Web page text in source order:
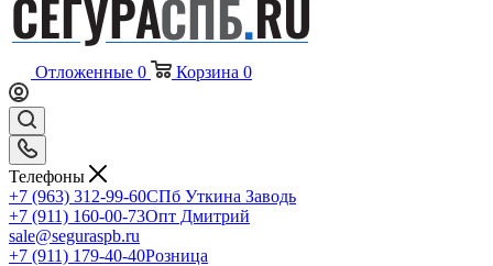
Отложенные 0 Корзина 0
Телефоны
+7 (963) 312-99-60СПб Уткина Заводь
+7 (911) 160-00-73Опт Дмитрий
sale@seguraspb.ru
+7 (911) 179-40-40Розница